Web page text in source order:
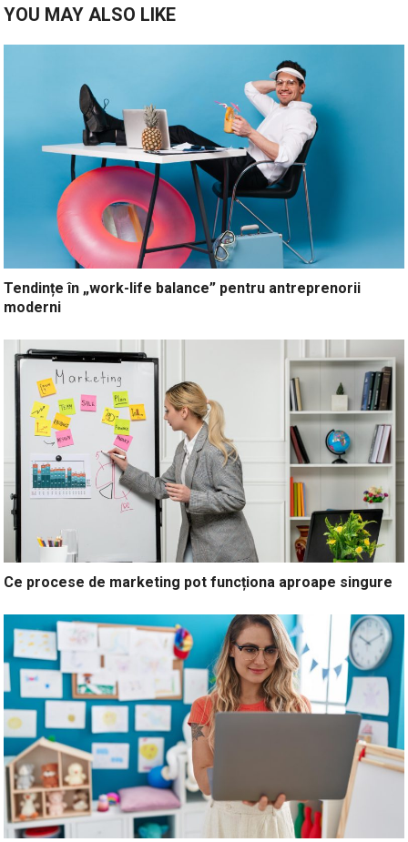
YOU MAY ALSO LIKE
Tendințe în „work-life balance” pentru antreprenorii
moderni
Ce procese de marketing pot funcționa aproape singure